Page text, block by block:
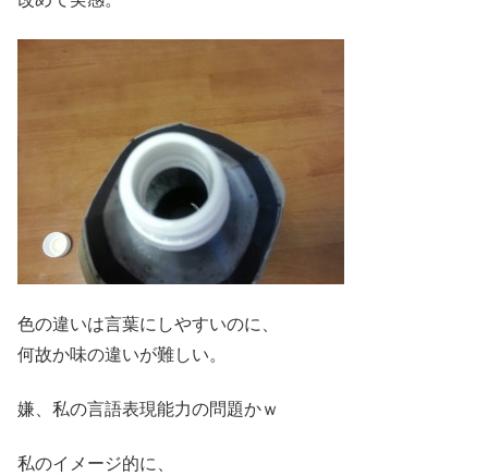
色の違いは言葉にしやすいのに、
何故か味の違いが難しい。
嫌、私の言語表現能力の問題かｗ
私のイメージ的に、